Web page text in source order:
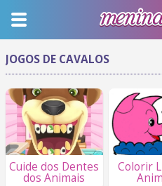
JOGOS DE CAVALOS
Cuide dos Dentes
dos Animais
Colorir